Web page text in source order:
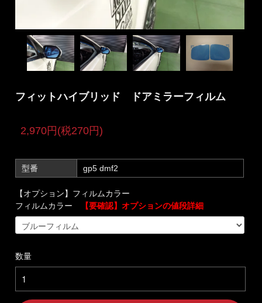
フィットハイブリッド ドアミラーフィルム
2,970円(税270円)
型番 gp5 dmf2
【オプション】フィルムカラー
フィルムカラー
【要確認】オプションの値段詳細
数量